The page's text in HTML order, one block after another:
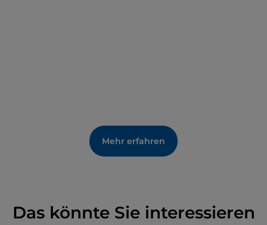
Mehr erfahren
Das könnte Sie interessieren